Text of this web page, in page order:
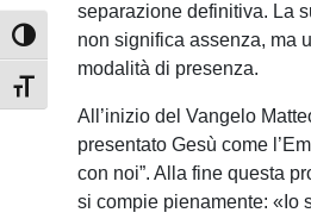
Attiva/disattiva alto contrasto
Attiva/disattiva dimensione testo
separazione definitiva. La
non significa assenza, ma
modalità di presenza.
All’inizio del Vangelo
presentato Gesù come
con noi”. Alla fine questa
si compie pienamente: «Io